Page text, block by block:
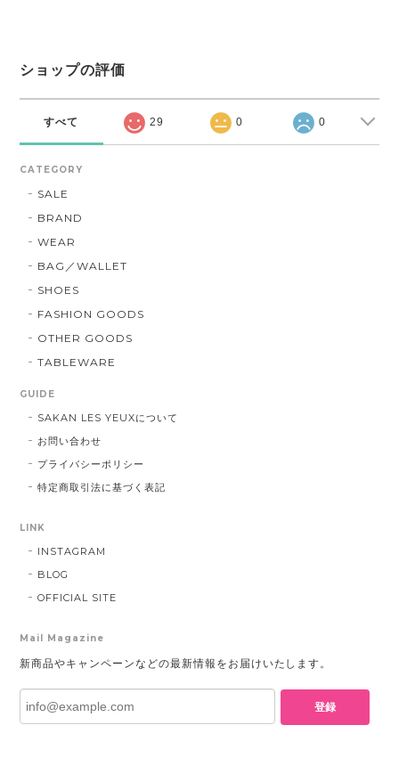
ショップの評価
すべて 29 0 0
CATEGORY
SALE
BRAND
WEAR
BAG／WALLET
SHOES
FASHION GOODS
OTHER GOODS
TABLEWARE
GUIDE
SAKAN LES YEUXについて
お問い合わせ
プライバシーポリシー
特定商取引法に基づく表記
LINK
INSTAGRAM
BLOG
OFFICIAL SITE
Mail Magazine
新商品やキャンペーンなどの最新情報をお届けいたします。
登録